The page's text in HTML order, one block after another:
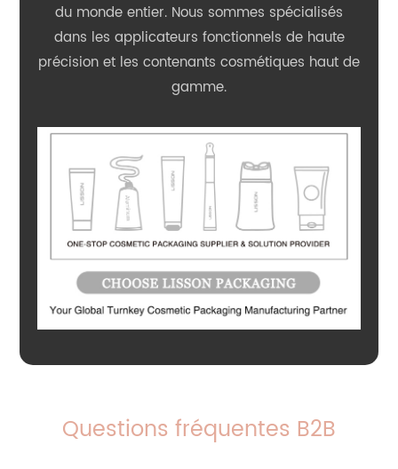
du monde entier. Nous sommes spécialisés
dans les applicateurs fonctionnels de haute
précision et les contenants cosmétiques haut de
gamme.
Questions fréquentes B2B